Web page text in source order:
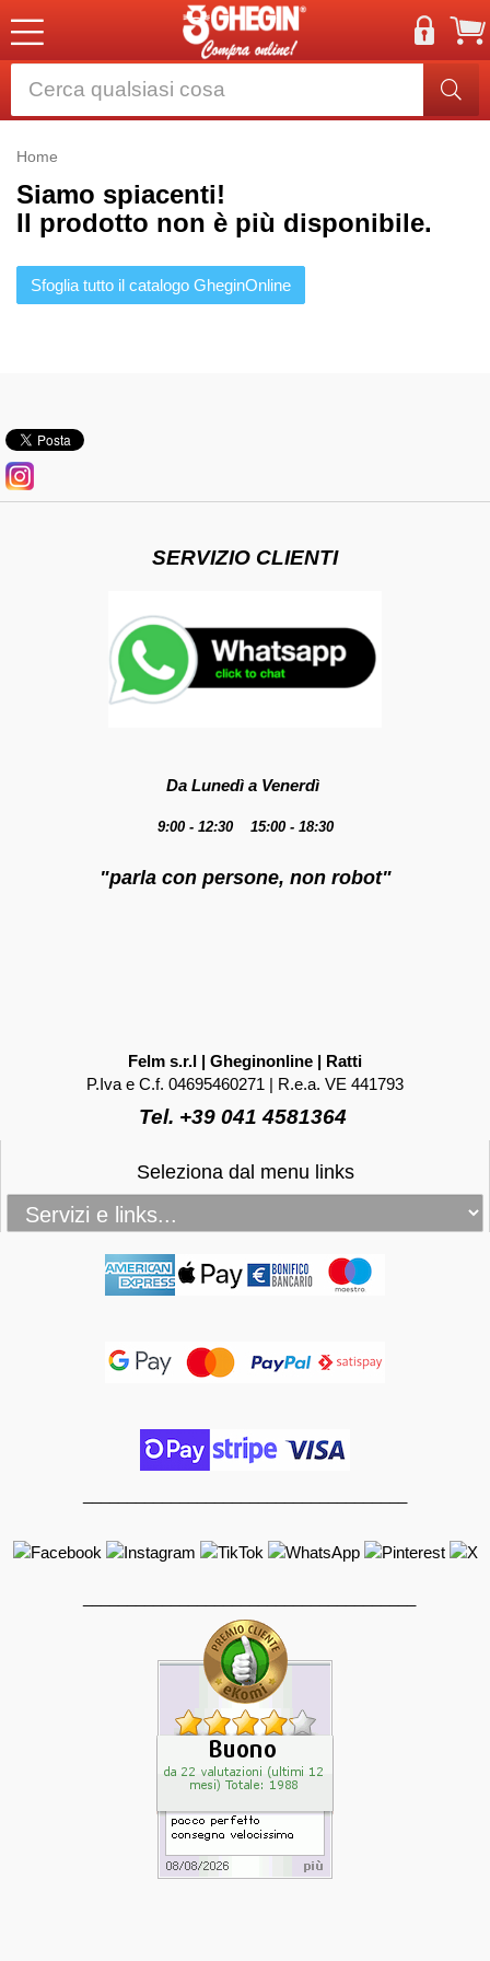
Home
Siamo spiacenti!
Il prodotto non è più disponibile.
Sfoglia tutto il catalogo GheginOnline
SERVIZIO CLIENTI
Da Lunedì a Venerdì
9:00 - 12:30 15:00 - 18:30
"parla con persone, non robot"
Felm s.r.l | Gheginonline | Ratti
P.Iva e C.f. 04695460271 | R.e.a. VE 441793
Tel. +39 041 4581364
Seleziona dal menu links